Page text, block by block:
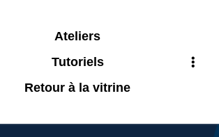
Ateliers
Tutoriels
Retour à la vitrine